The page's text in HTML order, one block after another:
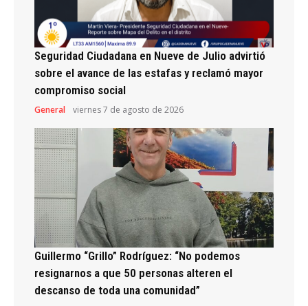
Seguridad Ciudadana en Nueve de Julio advirtió
sobre el avance de las estafas y reclamó mayor
compromiso social
General viernes 7 de agosto de 2026
Guillermo “Grillo” Rodríguez: “No podemos
resignarnos a que 50 personas alteren el
descanso de toda una comunidad”